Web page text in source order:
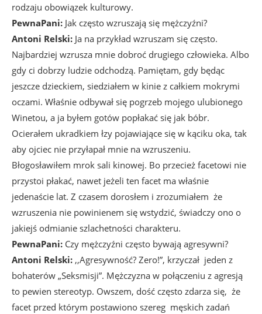
rodzaju obowiązek kulturowy.
PewnaPani: Jak często wzruszają się mężczyźni?
Antoni Relski: Ja na przykład wzruszam się często.
Najbardziej wzrusza mnie dobroć drugiego człowieka. Albo
gdy ci dobrzy ludzie odchodzą. Pamiętam, gdy będąc
jeszcze dzieckiem, siedziałem w kinie z całkiem mokrymi
oczami. Właśnie odbywał się pogrzeb mojego ulubionego
Winetou, a ja byłem gotów popłakać się jak bóbr.
Ocierałem ukradkiem łzy pojawiające się w kąciku oka, tak
aby ojciec nie przyłapał mnie na wzruszeniu.
Błogosławiłem mrok sali kinowej. Bo przecież facetowi nie
przystoi płakać, nawet jeżeli ten facet ma właśnie
jedenaście lat. Z czasem dorosłem i zrozumiałem że
wzruszenia nie powinienem się wstydzić, świadczy ono o
jakiejś odmianie szlachetności charakteru.
PewnaPani: Czy mężczyźni często bywają agresywni?
Antoni Relski: ,,Agresywność? Zero!”, krzyczał jeden z
bohaterów „Seksmisji”. Mężczyzna w połączeniu z agresją
to pewien stereotyp. Owszem, dość często zdarza się, że
facet przed którym postawiono szereg męskich zadań